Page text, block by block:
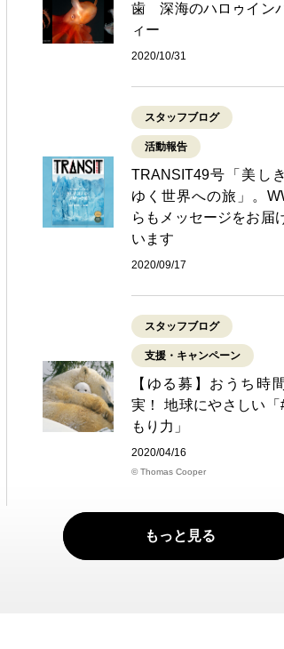
歯 深海のハロゥイン
ィー
2020/10/31
スタッフブログ
活動報告
TRANSIT49号「美し
ゆく世界への旅」。
らもメッセージをお届
います
2020/09/17
スタッフブログ
支援・キャンペーン
【ゆる募】おうち時
実！ 地球にやさしい「
もり力」
2020/04/16
© Thomas Cooper
もっと見る